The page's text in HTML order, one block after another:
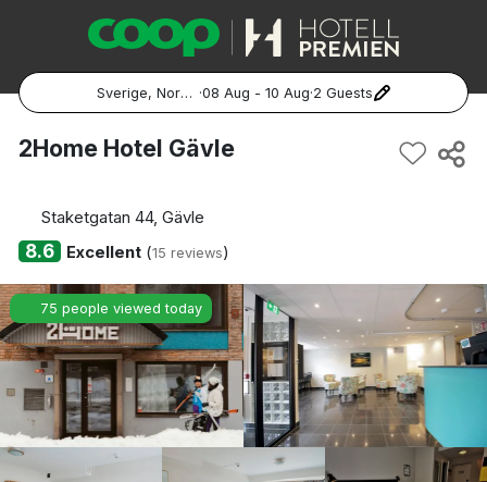
Sverige, Norge, Danmark ·08 Aug - 10 Aug·2 Guests
Popular Destinations:
Göteborg
Malmö
Hela Norge
Oslo
2Home Hotel Gävle
Staketgatan 44, Gävle
8.6 Excellent(15 reviews)
75 people viewed today